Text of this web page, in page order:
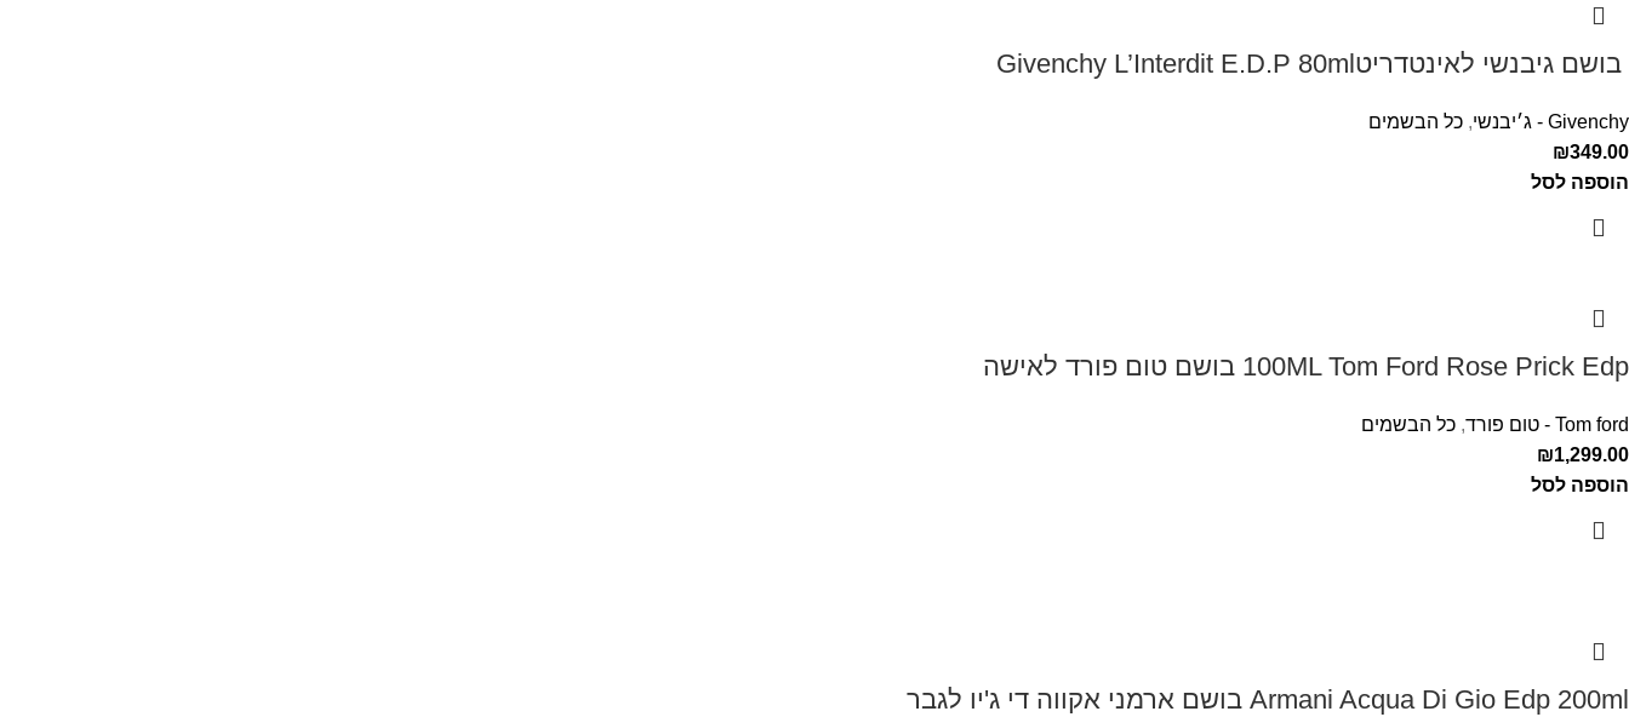
‏ בושם גיבנשי לאינטדריטGivenchy L’Interdit E.D.P 80ml ‏
Givenchy - ג׳יבנשי , כל הבשמים
₪349.00
הוספה לסל
100ML Tom Ford Rose Prick Edp בושם טום פורד לאישה
Tom ford - טום פורד , כל הבשמים
₪1,299.00
הוספה לסל
Armani Acqua Di Gio Edp 200ml בושם ארמני אקווה די ג'יו לגבר